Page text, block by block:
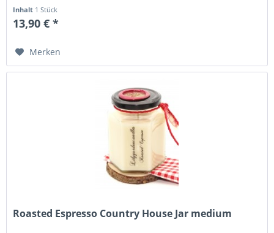
Inhalt 1 Stück
13,90 € *
Merken
Roasted Espresso Country House Jar medium